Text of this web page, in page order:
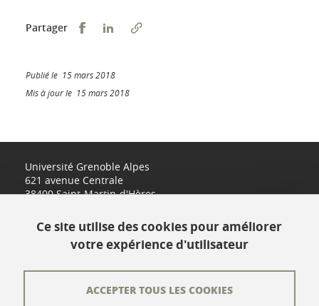
Partager Partager sur Facebook
Partager sur LinkedIn
Publié le 15 mars 2018
Mis à jour le 15 mars 2018
Université Grenoble Alpes
621 avenue Centrale
38400 Saint-Martin-d'Hères
Ce site utilise des cookies pour améliorer
votre expérience d'utilisateur
ACCEPTER TOUS LES COOKIES